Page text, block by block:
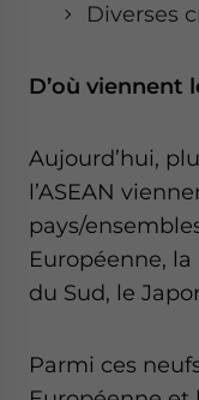
Diverses
D’où viennent
Aujourd’hui,
l’ASEAN
pays/
Européenne, la
du Sud, le
Parmi ces